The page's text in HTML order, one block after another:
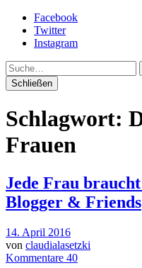
Facebook
Twitter
Instagram
Suche
Schließen
Schlagwort:
Frauen
Jede Frau braucht
Blogger & Friends
14. April 2016
von claudialasetzki
Kommentare 40